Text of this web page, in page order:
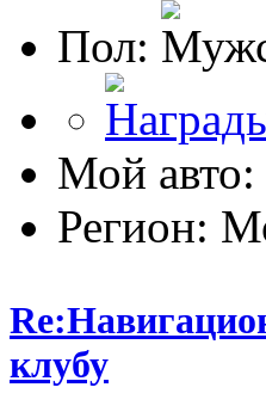
Пол:
Мой
Регион:
клубу